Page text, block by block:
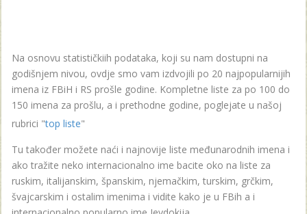
Na osnovu statističkiih podataka, koji su nam dostupni na
godišnjem nivou, ovdje smo vam izdvojili po 20 najpopularnijih
imena iz FBiH i RS prošle godine. Kompletne liste za po 100 do
150 imena za prošlu, a i prethodne godine, poglejate u našoj
rubrici "top liste"
Tu također možete naći i najnovije liste međunarodnih imena i
ako tražite neko internacionalno ime bacite oko na liste za
ruskim, italijanskim, španskim, njemačkim, turskim, grčkim,
švajcarskim i ostalim imenima i vidite kako je u FBih a i